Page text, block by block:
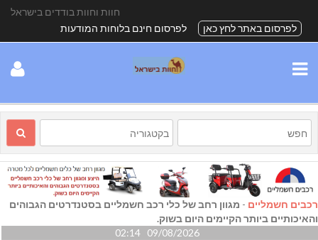
חוות וחוות בודדים בישראל
לפרסום באתר לחץ כאן
לפרסום חינם בלוחות המודעות
רכבים חשמליים - מגוון רחב של כלי רכב חשמליים בסטנדרטים הגבוהים
והאיכותיים ביותר הקיימים היום בשוק.
09/08/2026 02:14